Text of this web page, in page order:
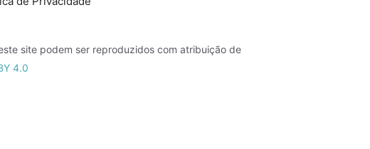
site podem ser reproduzidos com atribuição de
4.0